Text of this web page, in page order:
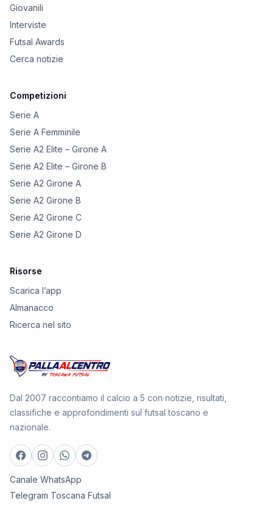
Giovanili
Interviste
Futsal Awards
Cerca notizie
Competizioni
Serie A
Serie A Femminile
Serie A2 Elite – Girone A
Serie A2 Elite – Girone B
Serie A2 Girone A
Serie A2 Girone B
Serie A2 Girone C
Serie A2 Girone D
Risorse
Scarica l’app
Almanacco
Ricerca nel sito
Dal 2007 raccontiamo il calcio a 5 con notizie, risultati,
classifiche e approfondimenti sul futsal toscano e
nazionale.
Canale WhatsApp
Telegram Toscana Futsal